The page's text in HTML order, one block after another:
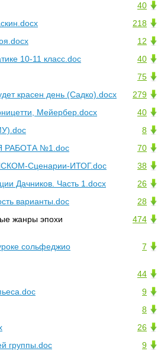
40
218
12
40
10-11 класс.doc
75
279
красен день (Садко).docx
40
Мейербер.docx
8
70
№1.doc
38
Сценарии-ИТОГ.doc
26
Дачников. Часть 1.docx
28
варианты.doc
474
жанры эпохи
7
сольфеджио
44
9
8
26
9
группы.doc